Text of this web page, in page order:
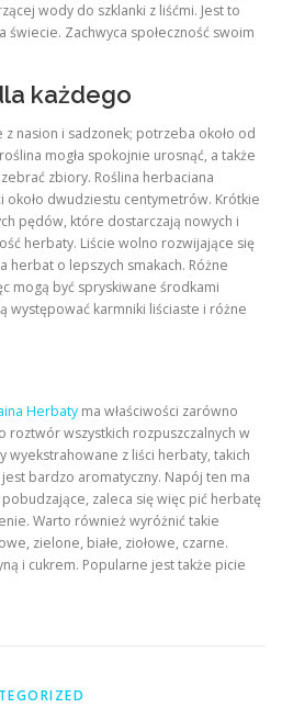
wody do szklanki z liśćmi. Jest to
świecie. Zachwyca społeczność swoim
każdego
z nasion i sadzonek; potrzeba około od
mogła spokojnie urosnąć, a także
zbiory. Roślina herbaciana
około dwudziestu centymetrów. Krótkie
pędów, które dostarczają nowych i
herbaty. Liście wolno rozwijające się
herbat o lepszych smakach. Różne
mogą być spryskiwane środkami
występować karmniki liściaste i różne
Herbaty ma właściwości zarówno
roztwór wszystkich rozpuszczalnych w
wyekstrahowane z liści herbaty, takich
bardzo aromatyczny. Napój ten ma
zaleca się więc pić herbatę
Warto również wyróżnić takie
zielone, białe, ziołowe, czarne.
i cukrem. Popularne jest także picie